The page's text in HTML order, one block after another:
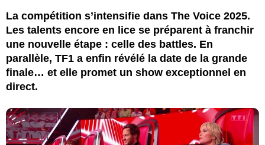
La compétition s’intensifie dans The Voice 2025.
Les talents encore en lice se préparent à franchir
une nouvelle étape : celle des battles. En
parallèle, TF1 a enfin révélé la date de la grande
finale… et elle promet un show exceptionnel en
direct.